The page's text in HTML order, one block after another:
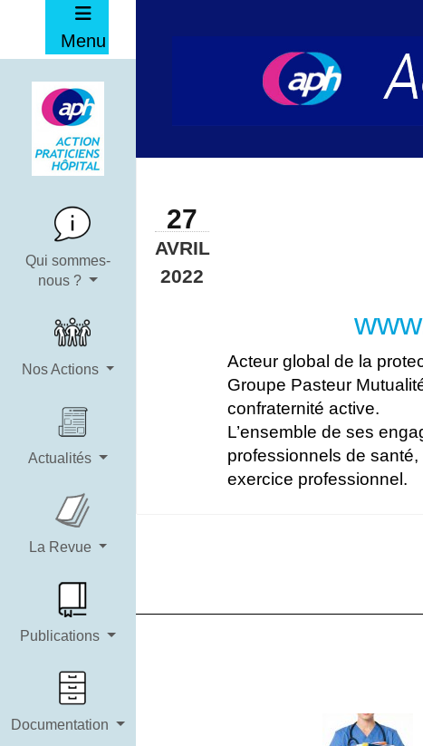
Menu
Qui sommes-
nous ?
Nos Actions
Actualités
La Revue
Publications
Documentation
27
AVRIL
2022
Acteur global de la
Groupe Pasteur
confraternité active.
L’ensemble de ses
professionnels de
exercice professionnel.